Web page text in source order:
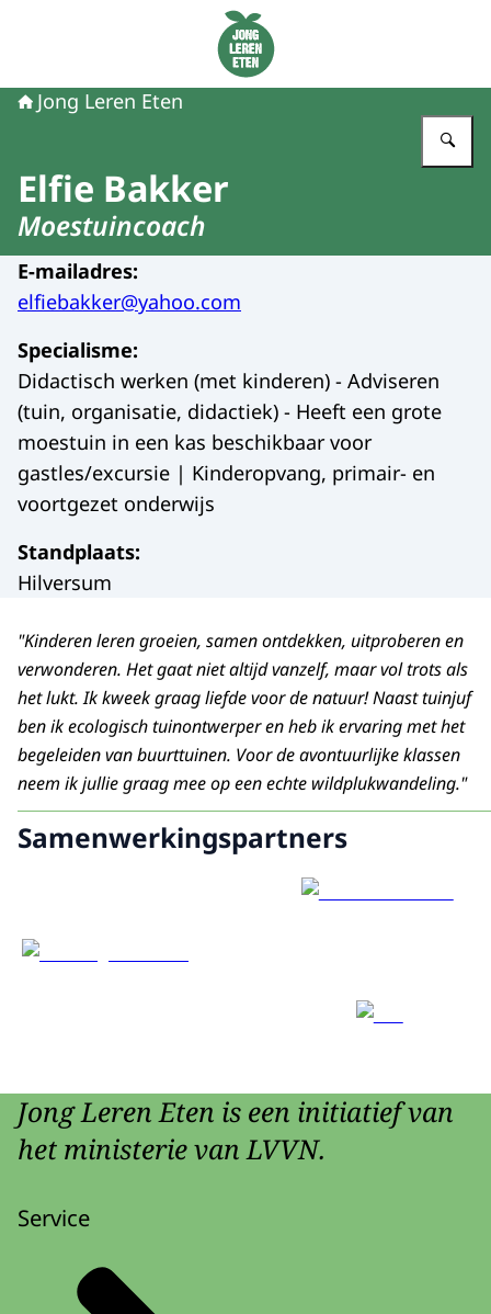
Naar de homepage van Jong Leren Eten
Jong Leren Eten
Elfie Bakker
Moestuincoach
E-mailadres:
elfiebakker@yahoo.com
Specialisme:
Didactisch werken (met kinderen) - Adviseren
(tuin, organisatie, didactiek) - Heeft een grote
moestuin in een kas beschikbaar voor
gastles/excursie | Kinderopvang, primair- en
voortgezet onderwijs
Standplaats:
Hilversum
"Kinderen leren groeien, samen ontdekken, uitproberen en
verwonderen. Het gaat niet altijd vanzelf, maar vol trots als
het lukt. Ik kweek graag liefde voor de natuur! Naast tuinjuf
ben ik ecologisch tuinontwerper en heb ik ervaring met het
begeleiden van buurttuinen. Voor de avontuurlijke klassen
neem ik jullie graag mee op een echte wildplukwandeling."
Samenwerkingspartners
Jong Leren Eten is een initiatief van
het ministerie van LVVN.
Service